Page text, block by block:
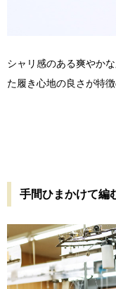
シャリ感のある爽やか
た履き心地の良さが特
手間ひまかけて編